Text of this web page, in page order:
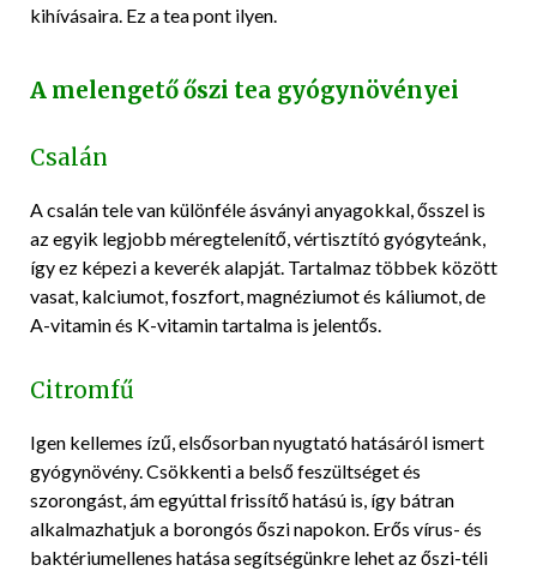
kihívásaira. Ez a tea pont ilyen.
A melengető őszi tea gyógynövényei
Csalán
A csalán tele van különféle ásványi anyagokkal, ősszel is
az egyik legjobb méregtelenítő, vértisztító gyógyteánk,
így ez képezi a keverék alapját. Tartalmaz többek között
vasat, kalciumot, foszfort, magnéziumot és káliumot, de
A-vitamin és K-vitamin tartalma is jelentős.
Citromfű
Igen kellemes ízű, elsősorban nyugtató hatásáról ismert
gyógynövény. Csökkenti a belső feszültséget és
szorongást, ám egyúttal frissítő hatású is, így bátran
alkalmazhatjuk a borongós őszi napokon. Erős vírus- és
baktériumellenes hatása segítségünkre lehet az őszi-téli